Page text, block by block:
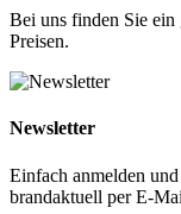
Bei uns finden Sie ein
Preisen.
Newsletter
Einfach anmelden
brandaktuell per E-